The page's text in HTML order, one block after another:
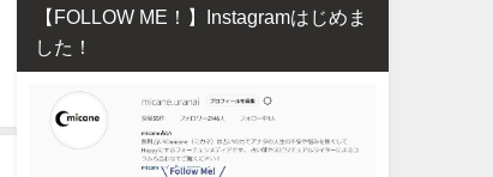
【FOLLOW ME！】Instagramはじめま
した！